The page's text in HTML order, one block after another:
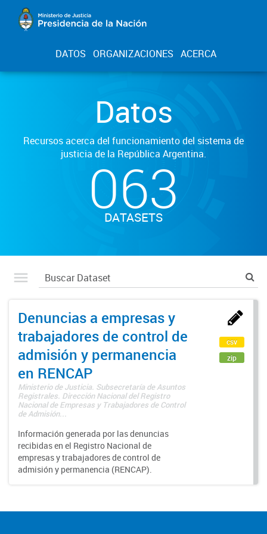
DATOS ORGANIZACIONES ACERCA
Datos
Recursos acerca del funcionamiento del sistema de
justicia de la República Argentina.
063
DATASETS
Denuncias a empresas y
trabajadores de control de
admisión y permanencia
en RENCAP
Ministerio de Justicia. Subsecretaría de Asuntos
Registrales. Dirección Nacional del Registro
Nacional de Empresas y Trabajadores de Control
de Admisión...
Información generada por las denuncias
recibidas en el Registro Nacional de
empresas y trabajadores de control de
admisión y permanencia (RENCAP).
csv
zip